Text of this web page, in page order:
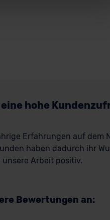
hohe
Erfahrungen auf dem
haben dadurch ihr
Arbeit positiv.
Bewertungen an: